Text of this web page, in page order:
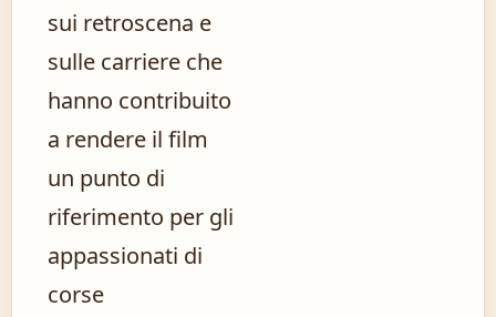
sui retroscena e
sulle carriere che
hanno contribuito
a rendere il film
un punto di
riferimento per gli
appassionati di
corse